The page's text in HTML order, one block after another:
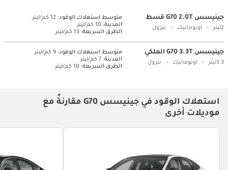
جينيسس G70 2.0T قسط
2ليتر اوتوماتيك بترول
متوسط ​​استهلاك الوقود: 12 كم/ليتر
المدينة: 10 كم/ليتر
الطرق السريعة: 13 كم/ليتر
جينيسس G70 3.3T الملكي
3.3ليتر اوتوماتيك بترول
متوسط ​​استهلاك الوقود: 9 كم/ليتر
المدينة: 7 كم/ليتر
الطرق السريعة: 10 كم/ليتر
استهلاك الوقود في جينيسس G70 مقارنةً مع
موديلات أخرى